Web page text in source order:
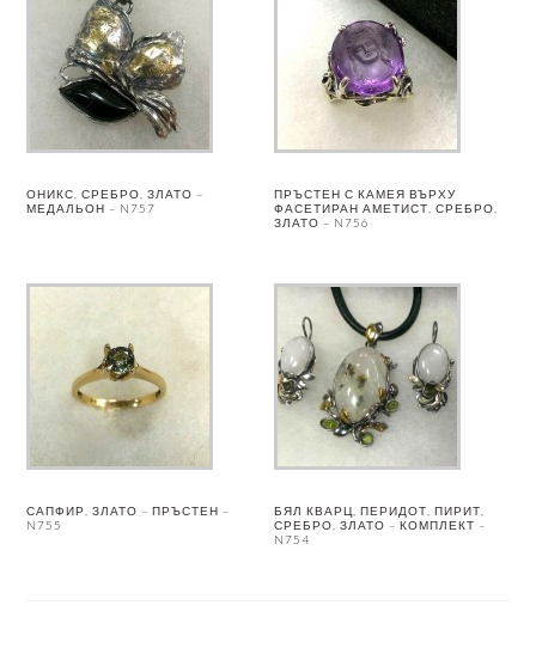
ОНИКС, СРЕБРО, ЗЛАТО –
МЕДАЛЬОН – N757
ПРЪСТЕН С КАМЕЯ ВЪРХУ
ФАСЕТИРАН АМЕТИСТ, СРЕБРО,
ЗЛАТО – N756
САПФИР, ЗЛАТО – ПРЪСТЕН –
N755
БЯЛ КВАРЦ, ПЕРИДОТ, ПИРИТ,
СРЕБРО, ЗЛАТО – КОМПЛЕКТ –
N754